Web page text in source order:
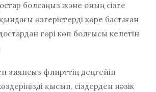
болсаңыз және оның сізге
өзгерістерді көре бастаған
гөрі көп болғысы келетін
зиянсыз флирттің деңгейін
қысып, сіздерден нәзік